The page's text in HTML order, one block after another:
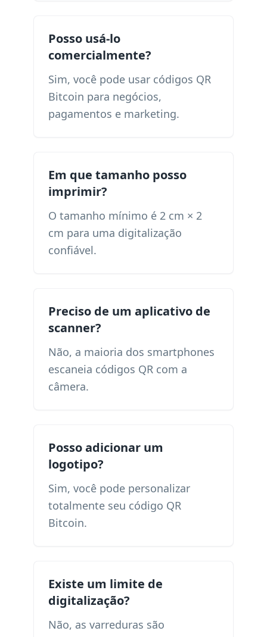
Posso usá-lo
comercialmente?
Sim, você pode usar códigos QR
Bitcoin para negócios,
pagamentos e marketing.
Em que tamanho posso
imprimir?
O tamanho mínimo é 2 cm × 2
cm para uma digitalização
confiável.
Preciso de um aplicativo de
scanner?
Não, a maioria dos smartphones
escaneia códigos QR com a
câmera.
Posso adicionar um
logotipo?
Sim, você pode personalizar
totalmente seu código QR
Bitcoin.
Existe um limite de
digitalização?
Não, as varreduras são